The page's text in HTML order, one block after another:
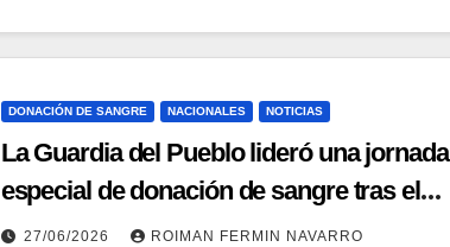
DONACIÓN DE SANGRE NACIONALES NOTICIAS
La Guardia del Pueblo lideró una jornada
especial de donación de sangre tras el
sismo
27/06/2026 ROIMAN FERMIN NAVARRO